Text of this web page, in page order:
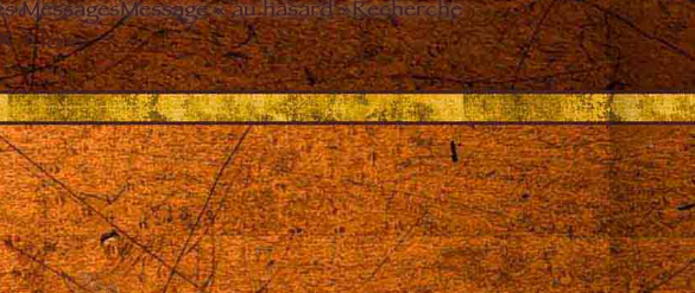
MessagesMessage « au hasard »Recherche
Close